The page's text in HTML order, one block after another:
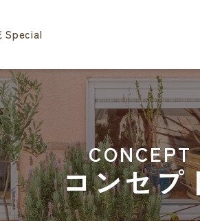
Special
CONCEPT
コンセプ